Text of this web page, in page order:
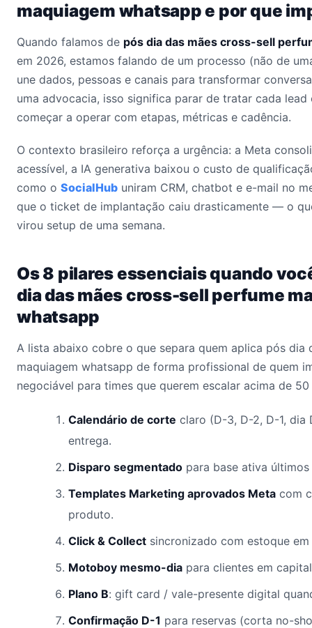
maquiagem whatsapp e por que
Quando falamos de pós dia das mães cross-sell
em 2026, estamos falando de um processo (não de
une dados, pessoas e canais para transformar
uma advocacia, isso significa parar de tratar cada
começar a operar com etapas, métricas e cadência.
O contexto brasileiro reforça a urgência: a Meta
acessível, a IA generativa baixou o custo de
como o SocialHub uniram CRM, chatbot e e-mail no
que o ticket de implantação caiu drasticamente — o
virou setup de uma semana.
Os 8 pilares essenciais quando
dia das mães cross-sell perfume
whatsapp
A lista abaixo cobre o que separa quem aplica pós dia
maquiagem whatsapp de forma profissional de quem
negociável para times que querem escalar acima de
Calendário de corte claro (D-3, D-2, D-1, dia
entrega.
Disparo segmentado para base ativa
Templates Marketing aprovados Meta com
produto.
Click & Collect sincronizado com estoque
Motoboy mesmo-dia para clientes em
Plano B: gift card / vale-presente digital
Confirmação D-1 para reservas (corta no-